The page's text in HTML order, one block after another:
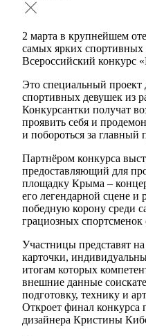
2 марта в крупнейшем
самых ярких
Всероссийский конкурс
Это специальный проект
спортивных девушек из
Конкурсантки получат
проявить себя и
и побороться за главный
Партнёром конкурса
предоставляющий для
площадку Крыма –
его легендарной сцене и
победную корону среди
грациозных спортсменок
Участницы представят
карточки,
итогам которых
внешние данные
подготовку, технику и
Откроет финал конкурса
дизайнера Кристины